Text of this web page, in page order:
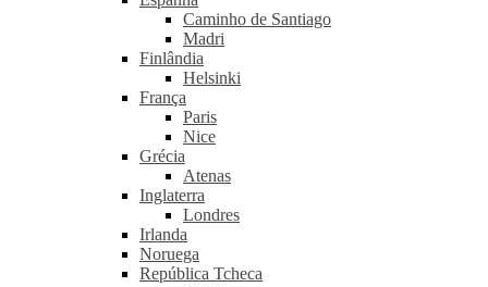
Caminho de Santiago
Madri
Finlândia
Helsinki
França
Paris
Nice
Grécia
Atenas
Inglaterra
Londres
Irlanda
Noruega
República Tcheca